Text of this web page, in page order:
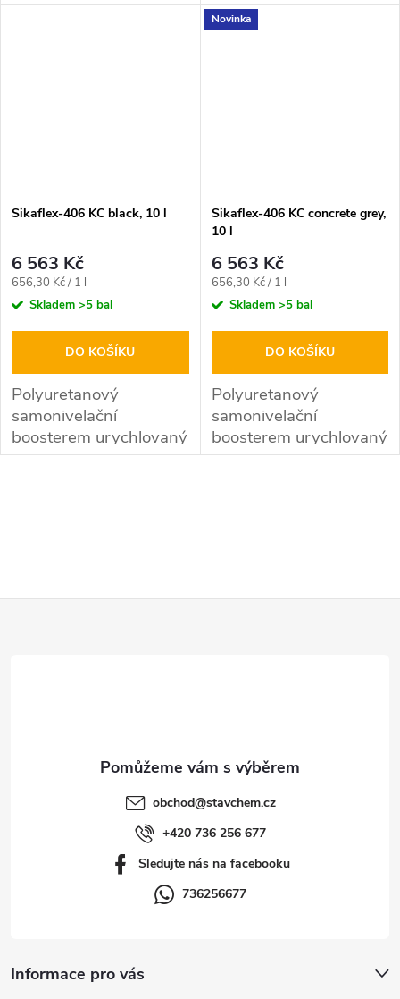
Sikaflex-406 KC black, 10 l
6 563 Kč
Měrná
cena:
656,30 Kč / 1 l
Skladem >5 bal
DO KOŠÍKU
Polyuretanový
samonivelační
boosterem urychlovaný
vysoce výkonný tmel
Novinka
Sikaflex-406 KC concrete grey,
10 l
6 563 Kč
Měrná
cena:
656,30 Kč / 1 l
Skladem >5 bal
DO KOŠÍKU
Polyuretanový
samonivelační
boosterem urychlovaný
vysoce výkonný tmel
v
Informace pro vás
obchod@stavchem.cz
+420 736 256 677
Sledujte nás na facebooku
736256677